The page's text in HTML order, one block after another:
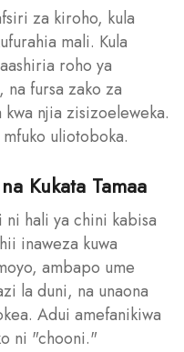
za kiroho, kula
mali. Kula
roho ya
na fursa zako za
njia zisizoeleweka.
uliotoboka.
Kukata Tamaa
hali ya chini kabisa
inaweza kuwa
ambapo ume
la duni, na unaona
Adui amefanikiwa
ni "chooni."